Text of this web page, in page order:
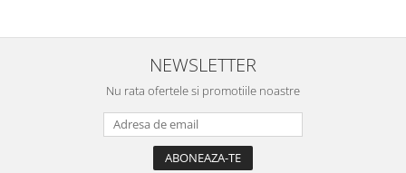
NEWSLETTER
Nu rata ofertele si promotiile noastre